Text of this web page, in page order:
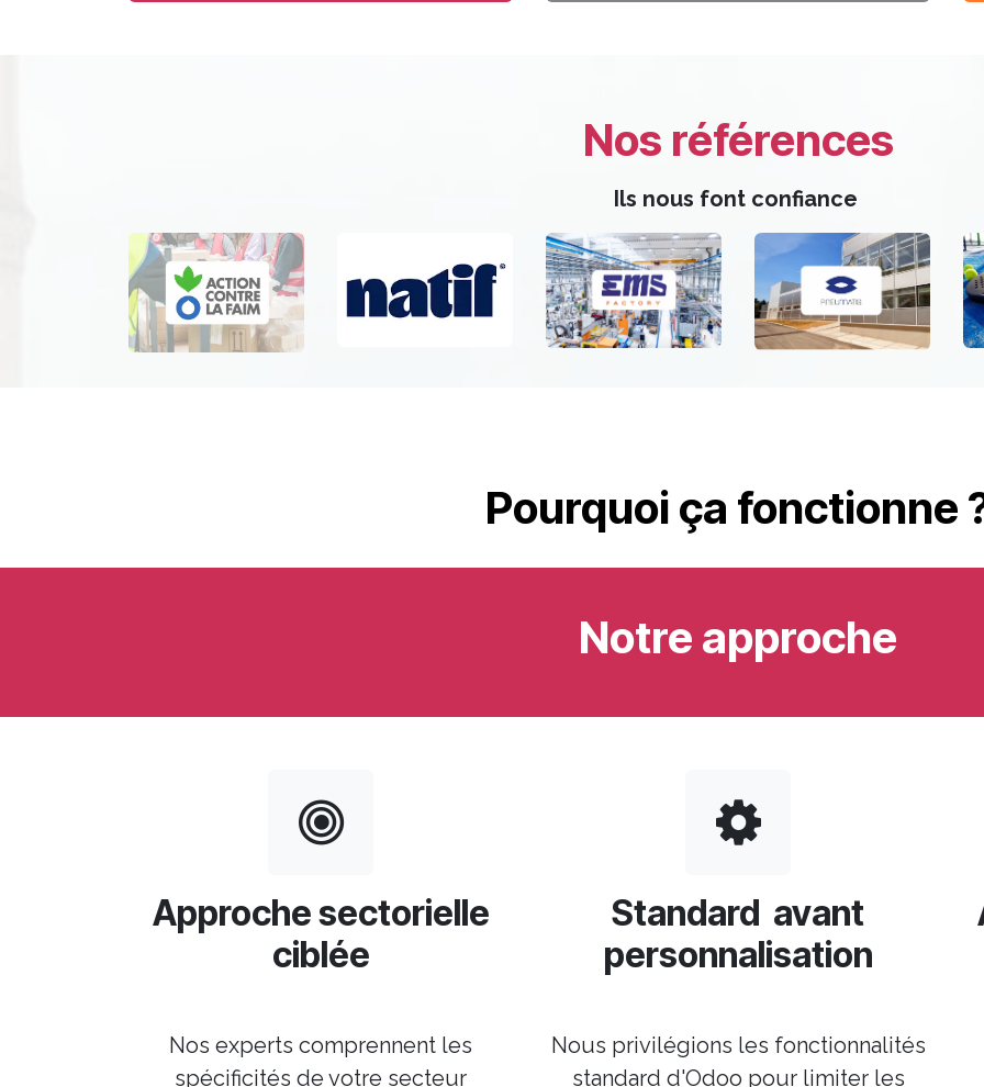
Nos références
Ils nous font confiance
Pourquoi ça fonctionne
Notre approche
Approche sectorielle
ciblée
Nos experts comprennent les
spécificités de votre secteur
Standard avant
personnalisation
Nous privilégions les fonctionnalités
standard d'Odoo pour limiter les